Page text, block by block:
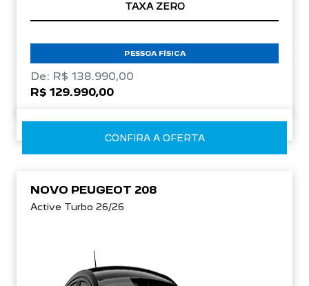
TAXA ZERO
PESSOA FÍSICA
De: R$ 138.990,00
R$ 129.990,00
CONFIRA A OFERTA
NOVO PEUGEOT 208
Active Turbo 26/26